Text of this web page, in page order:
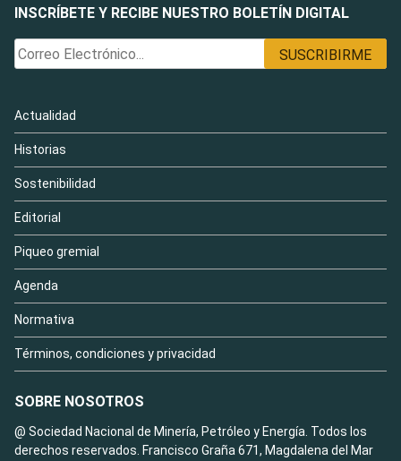
INSCRÍBETE Y RECIBE NUESTRO BOLETÍN DIGITAL
Actualidad
Historias
Sostenibilidad
Editorial
Piqueo gremial
Agenda
Normativa
Términos, condiciones y privacidad
SOBRE NOSOTROS
@ Sociedad Nacional de Minería, Petróleo y Energía. Todos los
derechos reservados. Francisco Graña 671, Magdalena del Mar